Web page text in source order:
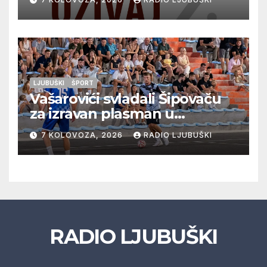
glazbu
LJUBUŠKI ŠPORT
Vašarovići svladali Šipovaču
za izravan plasman u
četvrtfinale, Grab izborio
prolazak dalje, Klobuk ispao,
večeras počinje četvrtfinale
7 KOLOVOZA, 2026 RADIO LJUBUŠKI
RADIO LJUBUŠKI